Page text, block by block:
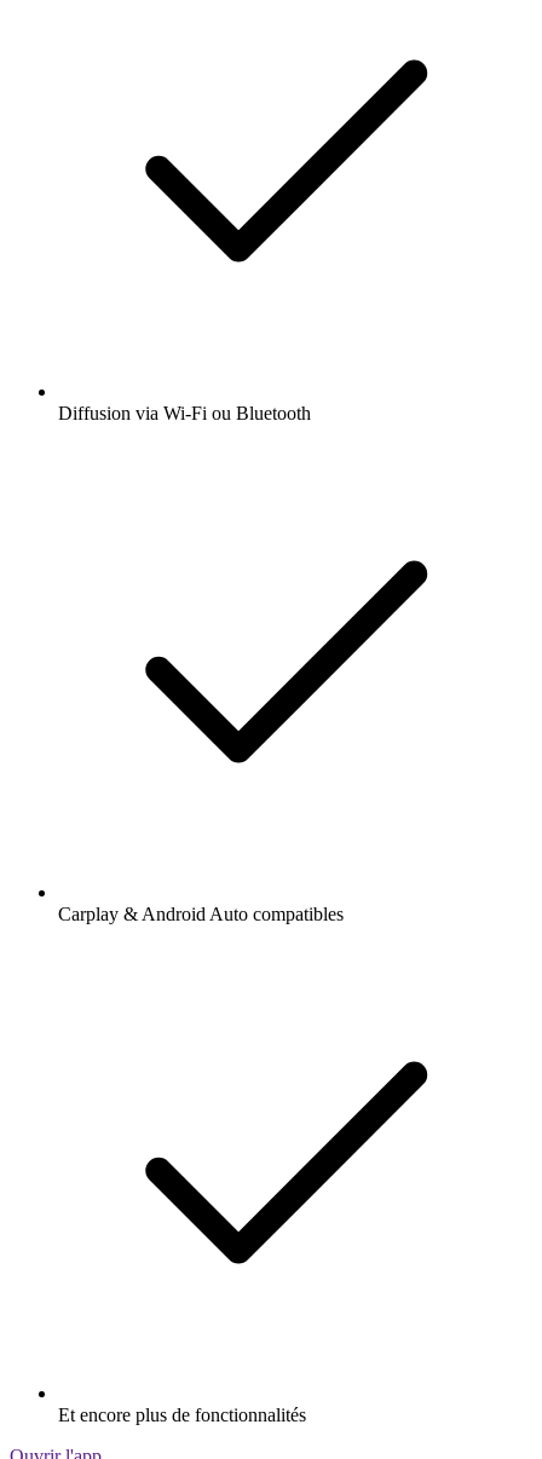
Diffusion via Wi-Fi ou Bluetooth
Carplay & Android Auto compatibles
Et encore plus de fonctionnalités